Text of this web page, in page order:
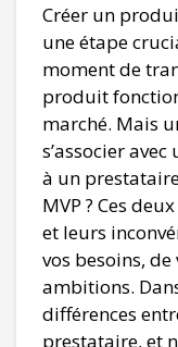
Créer un
une étape
moment de
produit
marché. Mais
s’associer
à un
MVP ? Ces
et leurs
vos besoins, de
ambitions.
différences
prestataire, et